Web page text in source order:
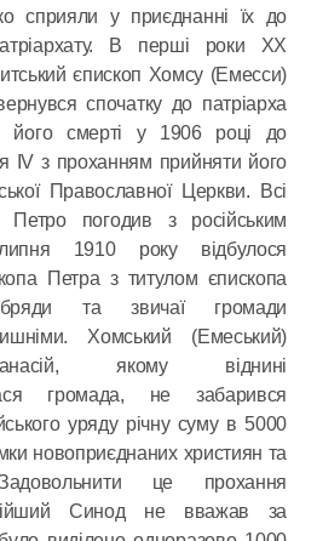
сприяли у приєднанні їх до
В перші роки ХХ
єпископ Хомсу (Емесси)
спочатку до патріарха
його смерті у 1906 році до
IV з проханням прийняти його
Православної Церкви. Всі
Петро погодив з російським
1910 року відбулося
Петра з титулом єпископа
та звичаї громади
Хомський (Емеський)
якому віднині
громада, не забарився
уряду річну суму в 5000
новоприєднаних християн та
це прохання
Синод не вважав за